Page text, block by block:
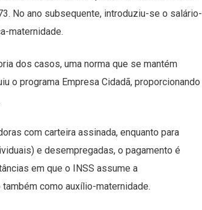
No ano subsequente, introduziu-se o salário-
maternidade.
dos casos, uma norma que se mantém
o programa Empresa Cidadã, proporcionando
com carteira assinada, enquanto para
e desempregadas, o pagamento é
em que o INSS assume a
como auxílio-maternidade.